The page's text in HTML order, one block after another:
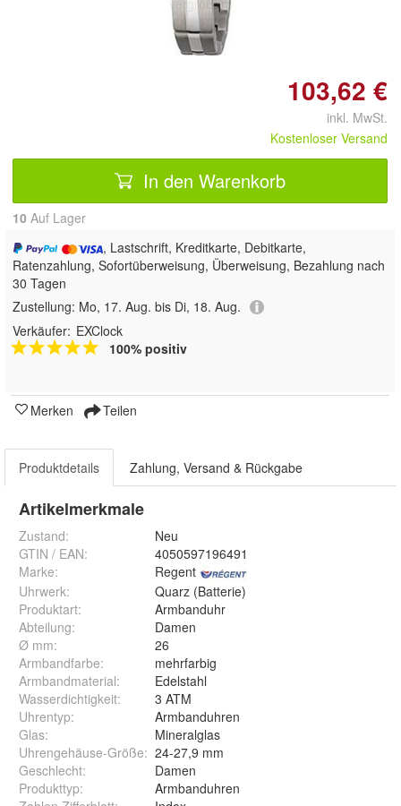
103,62 €
inkl. MwSt.
Kostenloser Versand
In den Warenkorb
10 Auf Lager
, Lastschrift, Kreditkarte, Debitkarte,
Ratenzahlung, Sofortüberweisung, Überweisung, Bezahlung nach
30 Tagen
Zustellung: Mo, 17. Aug. bis Di, 18. Aug.
Verkäufer: EXClock
100% positiv
Merken Teilen
Produktdetails Zahlung, Versand & Rückgabe
Artikelmerkmale
Zustand:
Neu
GTIN / EAN:
4050597196491
Marke:
Regent
Uhrwerk:
Quarz (Batterie)
Produktart:
Armbanduhr
Abteilung:
Damen
Ø mm:
26
Armbandfarbe:
mehrfarbig
Armbandmaterial:
Edelstahl
Wasserdichtigkeit:
3 ATM
Uhrentyp:
Armbanduhren
Glas:
Mineralglas
Uhrengehäuse-Größe: 24-27,9 mm
Geschlecht:
Damen
Produkttyp:
Armbanduhren